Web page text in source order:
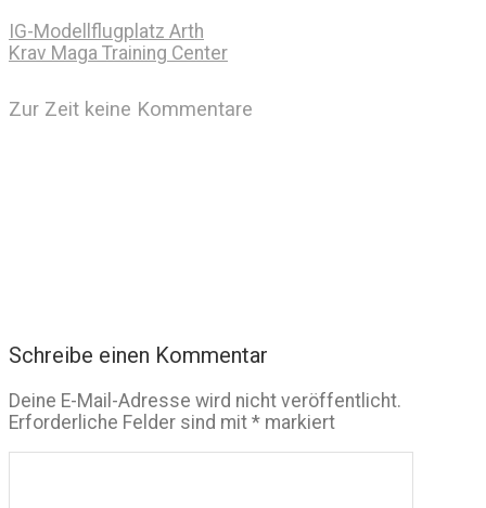
IG-Modellflugplatz Arth
Krav Maga Training Center
Zur Zeit keine Kommentare
Schreibe einen Kommentar
Deine E-Mail-Adresse wird nicht veröffentlicht.
Erforderliche Felder sind mit * markiert